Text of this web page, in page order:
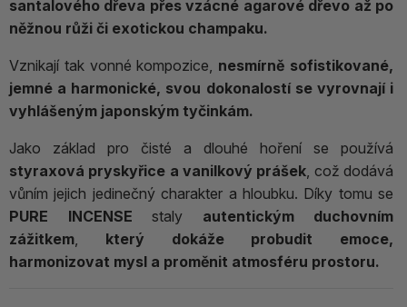
santalového dřeva přes vzácné agarové dřevo až po
něžnou růži či exotickou champaku.
Vznikají tak vonné kompozice, nesmírně sofistikované,
jemné a harmonické, svou dokonalostí se vyrovnají i
vyhlášeným japonským tyčinkám.
Jako základ pro čisté a dlouhé hoření se používá
styraxová pryskyřice a vanilkový prášek, což dodává
vůním jejich jedinečný charakter a hloubku. Díky tomu se
PURE INCENSE staly autentickým duchovním
zážitkem, který dokáže probudit emoce,
harmonizovat mysl a proměnit atmosféru prostoru.